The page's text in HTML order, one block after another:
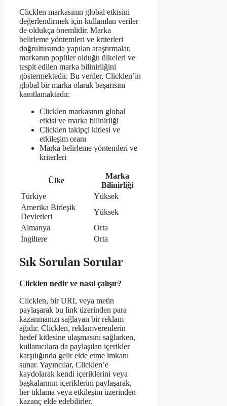
Clicklen markasının global etkisini
değerlendirmek için kullanılan veriler
de oldukça önemlidir. Marka
belirleme yöntemleri ve kriterleri
doğrultusunda yapılan araştırmalar,
markanın popüler olduğu ülkeleri ve
tespit edilen marka bilinirliğini
göstermektedir. Bu veriler, Clicklen’in
global bir marka olarak başarısını
kanıtlamaktadır.
Clicklen markasının global
etkisi ve marka bilinirliği
Clicklen takipçi kitlesi ve
etkileşim oranı
Marka belirleme yöntemleri ve
kriterleri
Ülke
Marka
Bilinirliği
Türkiye
Yüksek
Amerika Birleşik
Devletleri
Yüksek
Almanya
Orta
İngiltere
Orta
Sık Sorulan Sorular
Clicklen nedir ve nasıl çalışır?
Clicklen, bir URL veya metin
paylaşarak bu link üzerinden para
kazanmanızı sağlayan bir reklam
ağıdır. Clicklen, reklamverenlerin
hedef kitlesine ulaşmasını sağlarken,
kullanıcılara da paylaşılan içerikler
karşılığında gelir elde etme imkanı
sunar. Yayıncılar, Clicklen’e
kaydolarak kendi içeriklerini veya
başkalarının içeriklerini paylaşarak,
her tıklama veya etkileşim üzerinden
kazanç elde edebilirler.